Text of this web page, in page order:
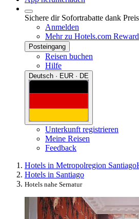
Sichere dir Sofortrabatte dank
Anmelden
Mehr zu Hotels.com
Posteingang
Reisen buchen
Hilfe
Deutsch · EUR · DE
Unterkunft registrieren
Meine Reisen
Feedback
Hotels in Metropolregion Santiago
Hotels in Santiago
Hotels nahe Sernatur